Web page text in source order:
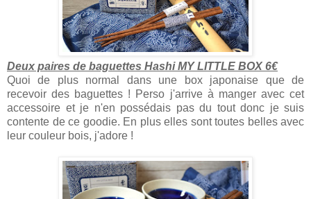
Deux paires de baguettes Hashi MY LITTLE BOX 6€
Quoi de plus normal dans une box japonaise que de
recevoir des baguettes ! Perso j'arrive à manger avec cet
accessoire et je n'en possédais pas du tout donc je suis
contente de ce goodie. En plus elles sont toutes belles avec
leur couleur bois, j'adore !